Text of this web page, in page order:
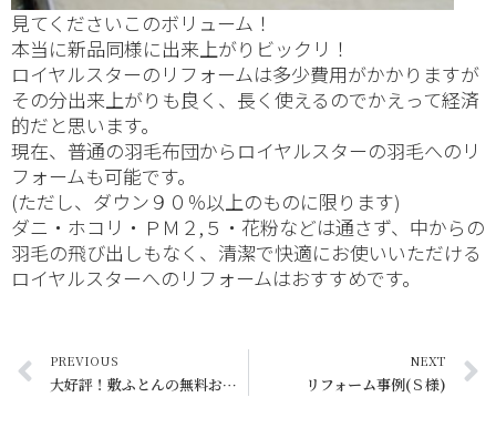
見てくださいこのボリューム！
本当に新品同様に出来上がりビックリ！
ロイヤルスターのリフォームは多少費用がかかりますが
その分出来上がりも良く、長く使えるのでかえって経済
的だと思います。
現在、普通の羽毛布団からロイヤルスターの羽毛へのリ
フォームも可能です。
(ただし、ダウン９０％以上のものに限ります)
ダニ・ホコリ・ＰＭ２,５・花粉などは通さず、中からの
羽毛の飛び出しもなく、清潔で快適にお使いいただける
ロイヤルスターへのリフォームはおすすめです。
PREVIOUS
大好評！敷ふとんの無料お試し
NEXT
リフォーム事例(Ｓ様)